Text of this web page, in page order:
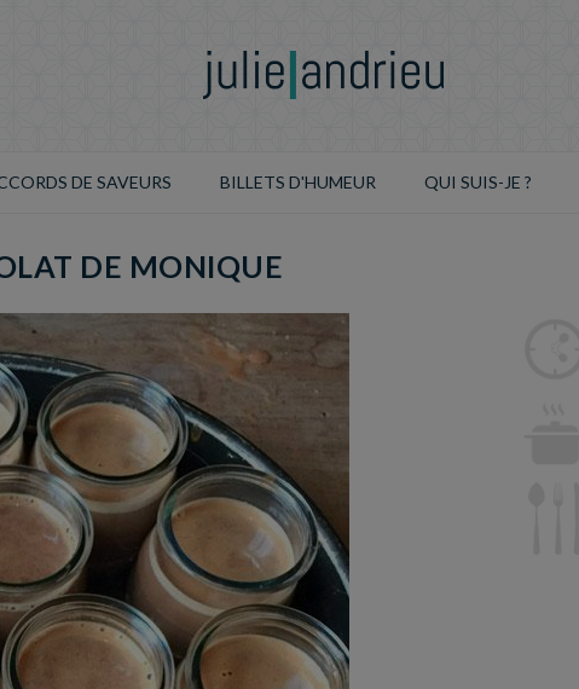
DE SAVEURS BILLETS D'HUMEUR QUI SUIS-JE ?
DE MONIQUE